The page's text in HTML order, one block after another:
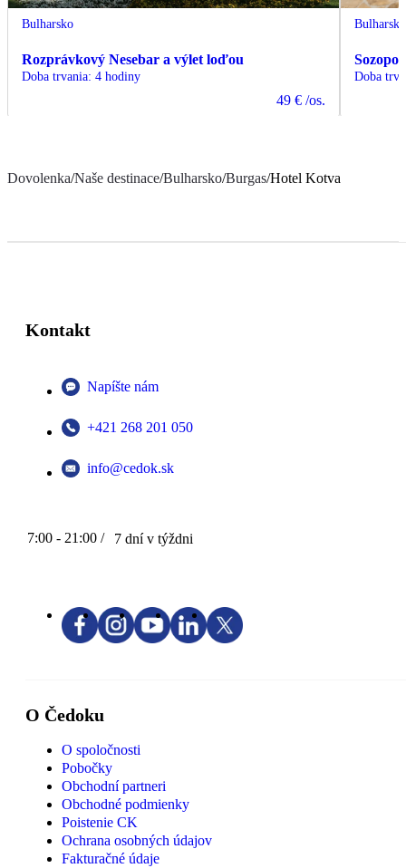
Bulharsko
Rozprávkový Nesebar a výlet loďou
Doba trvania: 4 hodiny
49 € /os.
Bulharsko
Doba
Dovolenka/Naše destinace/Bulharsko/Burgas/Hotel Kotva
Kontakt
Napíšte nám
+421 268 201 050
info@cedok.sk
7:00 - 21:00 / 7 dní v týždni
O Čedoku
O spoločnosti
Pobočky
Obchodní partneri
Obchodné podmienky
Poistenie CK
Ochrana osobných údajov
Fakturačné údaje